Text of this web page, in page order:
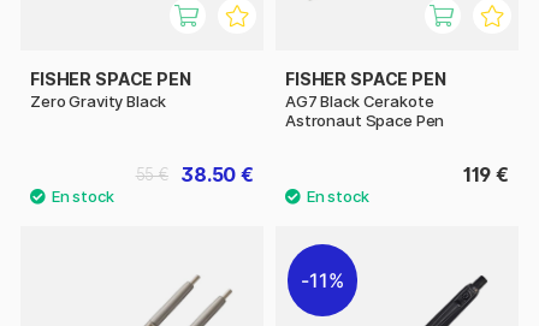
FISHER SPACE PEN
Zero Gravity Black
38.50 €
55 €
FISHER SPACE PEN
AG7 Black Cerakote
Astronaut Space Pen
119 €
11%